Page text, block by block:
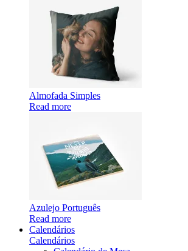
Almofada Simples
Read more
Azulejo Português
Read more
Calendários
Calendários